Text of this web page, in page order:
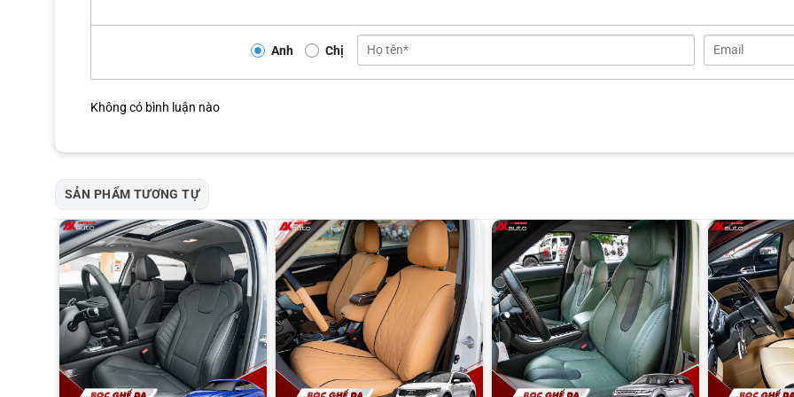
SẢN PHẨM TƯƠNG TỰ
Bọc ghế da Hyundai Accent phối màu đỏ đen nổi bật
Anh Chị
Không có bình luận nào